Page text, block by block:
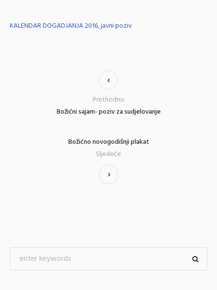
KALENDAR DOGADJANJA 2016, javni poziv
Božićni sajam- poziv za sudjelovanje
Prethodno
Božićno novogodišnji plakat
Sljedeće